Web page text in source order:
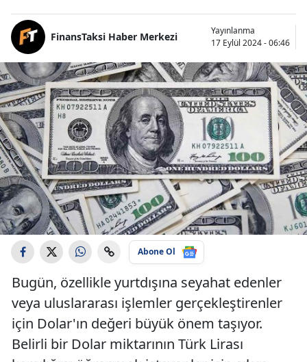
FinansTaksi Haber Merkezi
Yayınlanma
17 Eylül 2024 - 06:46
Abone Ol
Bugün, özellikle yurtdışına seyahat edenler
veya uluslararası işlemler gerçekleştirenler
için Dolar'ın değeri büyük önem taşıyor.
Belirli bir Dolar miktarının Türk Lirası